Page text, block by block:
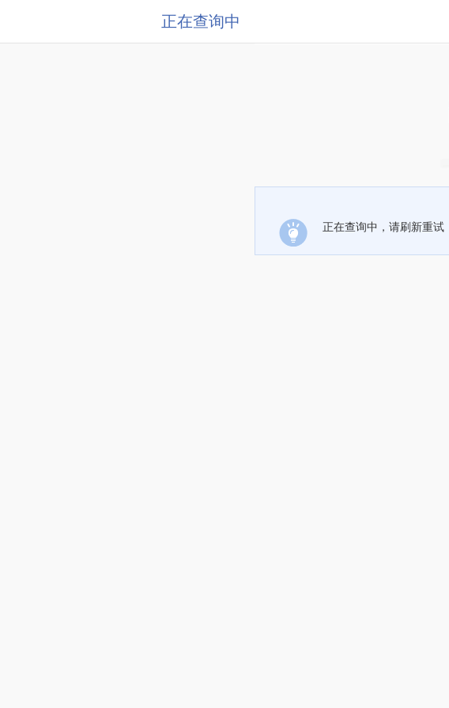
正在查询中
正在查询中，请刷新重试